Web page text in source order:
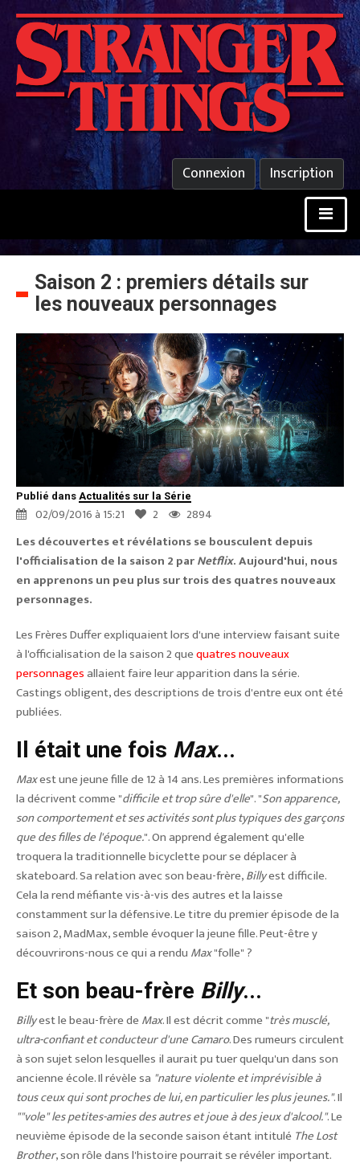
Inscription
Connexion
Saison 2 : premiers détails sur
les nouveaux personnages
Publié dans Actualités sur la Série
02/09/2016 à 15:21 2 2894
Les découvertes et révélations se bousculent depuis
l'officialisation de la saison 2 parNetflix. Aujourd'hui, nous
en apprenons un peu plus sur trois des quatres nouveaux
personnages.
Les Frères Duffer expliquaient lors d'une interview faisant suite
à l'officialisation de la saison 2 quequatres nouveaux
personnagesallaient faire leur apparition dans la série.
Castings obligent, des descriptions de trois d'entre eux ont été
publiées.
Il était une fois Max...
Maxest une jeune fille de 12 à 14 ans. Les premières informations
la décrivent comme "difficile et trop sûre d'elle". "Son apparence,
son comportement et ses activités sont plus typiques des garçons
que des filles de l'époque.". On apprend également qu'elle
troquera la traditionnelle bicyclette pour se déplacer à
skateboard. Sa relation avec son beau-frère,Billyest difficile.
Cela la rend méfiante vis-à-vis des autres et la laisse
constamment sur la défensive. Le titre du premier épisode de la
saison 2, MadMax, semble évoquer la jeune fille. Peut-être y
découvrirons-nous ce qui a rendu Max"folle" ?
Et son beau-frère Billy...
Billyest le beau-frère deMax. Il est décrit comme "très musclé,
ultra-confiant et conducteur d'une Camaro. Des rumeurs circulent
à son sujet selon lesquelles il aurait pu tuer quelqu'un dans son
ancienne école. Il révèle sa "nature violente et imprévisible à
tous ceux qui sont proches de lui, en particulier les plus jeunes.". Il
""vole" les petites-amies des autres et joue à des jeux d'alcool.". Le
neuvième épisode de la seconde saison étant intitulé The Lost
Brother, son rôle dans l'histoire pourrait se révéler important.